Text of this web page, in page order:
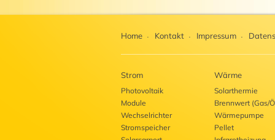
Home Kontakt Impressum
Strom
Photovoltaik
Module
Wechselrichter
Stromspeicher
Wärme
Solarthermie
Brennwert (Gas/
Wärmepumpe
Pellet